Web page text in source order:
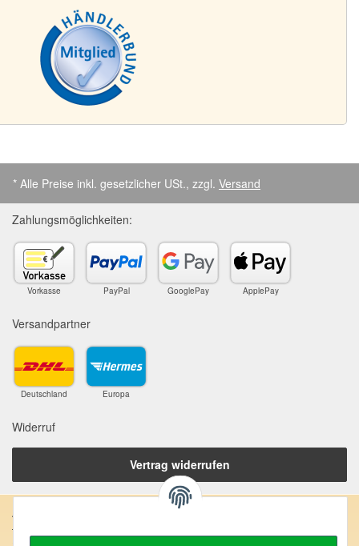
* Alle Preise inkl. gesetzlicher USt., zzgl. Versand
Zahlungsmöglichkeiten:
Vorkasse PayPal GooglePay ApplePay
Versandpartner
Deutschland Europa
Widerruf
Vertrag widerrufen
Anschrift: